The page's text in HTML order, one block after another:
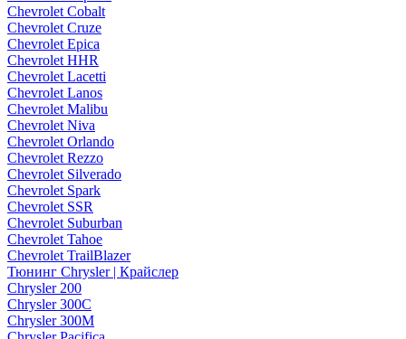
Chevrolet Cobalt
Chevrolet Cruze
Chevrolet Epica
Chevrolet HHR
Chevrolet Lacetti
Chevrolet Lanos
Chevrolet Malibu
Chevrolet Niva
Chevrolet Orlando
Chevrolet Rezzo
Chevrolet Silverado
Chevrolet Spark
Chevrolet SSR
Chevrolet Suburban
Chevrolet Tahoe
Chevrolet TrailBlazer
Тюнинг Chrysler | Крайслер
Chrysler 200
Chrysler 300C
Chrysler 300M